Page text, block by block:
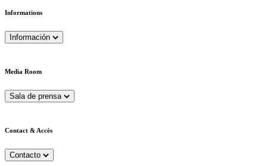
Informations
Información
Media Room
Sala de prensa
Contact & Accès
Contacto